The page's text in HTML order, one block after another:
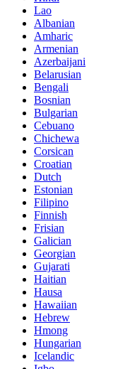
Lao
Albanian
Amharic
Armenian
Azerbaijani
Belarusian
Bengali
Bosnian
Bulgarian
Cebuano
Chichewa
Corsican
Croatian
Dutch
Estonian
Filipino
Finnish
Frisian
Galician
Georgian
Gujarati
Haitian
Hausa
Hawaiian
Hebrew
Hmong
Hungarian
Icelandic